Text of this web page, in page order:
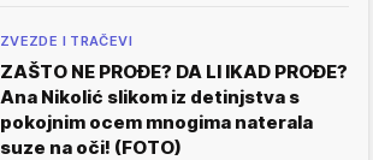
ZVEZDE I TRAČEVI
ZAŠTO NE PROĐE? DA LI IKAD PROĐE?
Ana Nikolić slikom iz detinjstva s
pokojnim ocem mnogima naterala
suze na oči! (FOTO)